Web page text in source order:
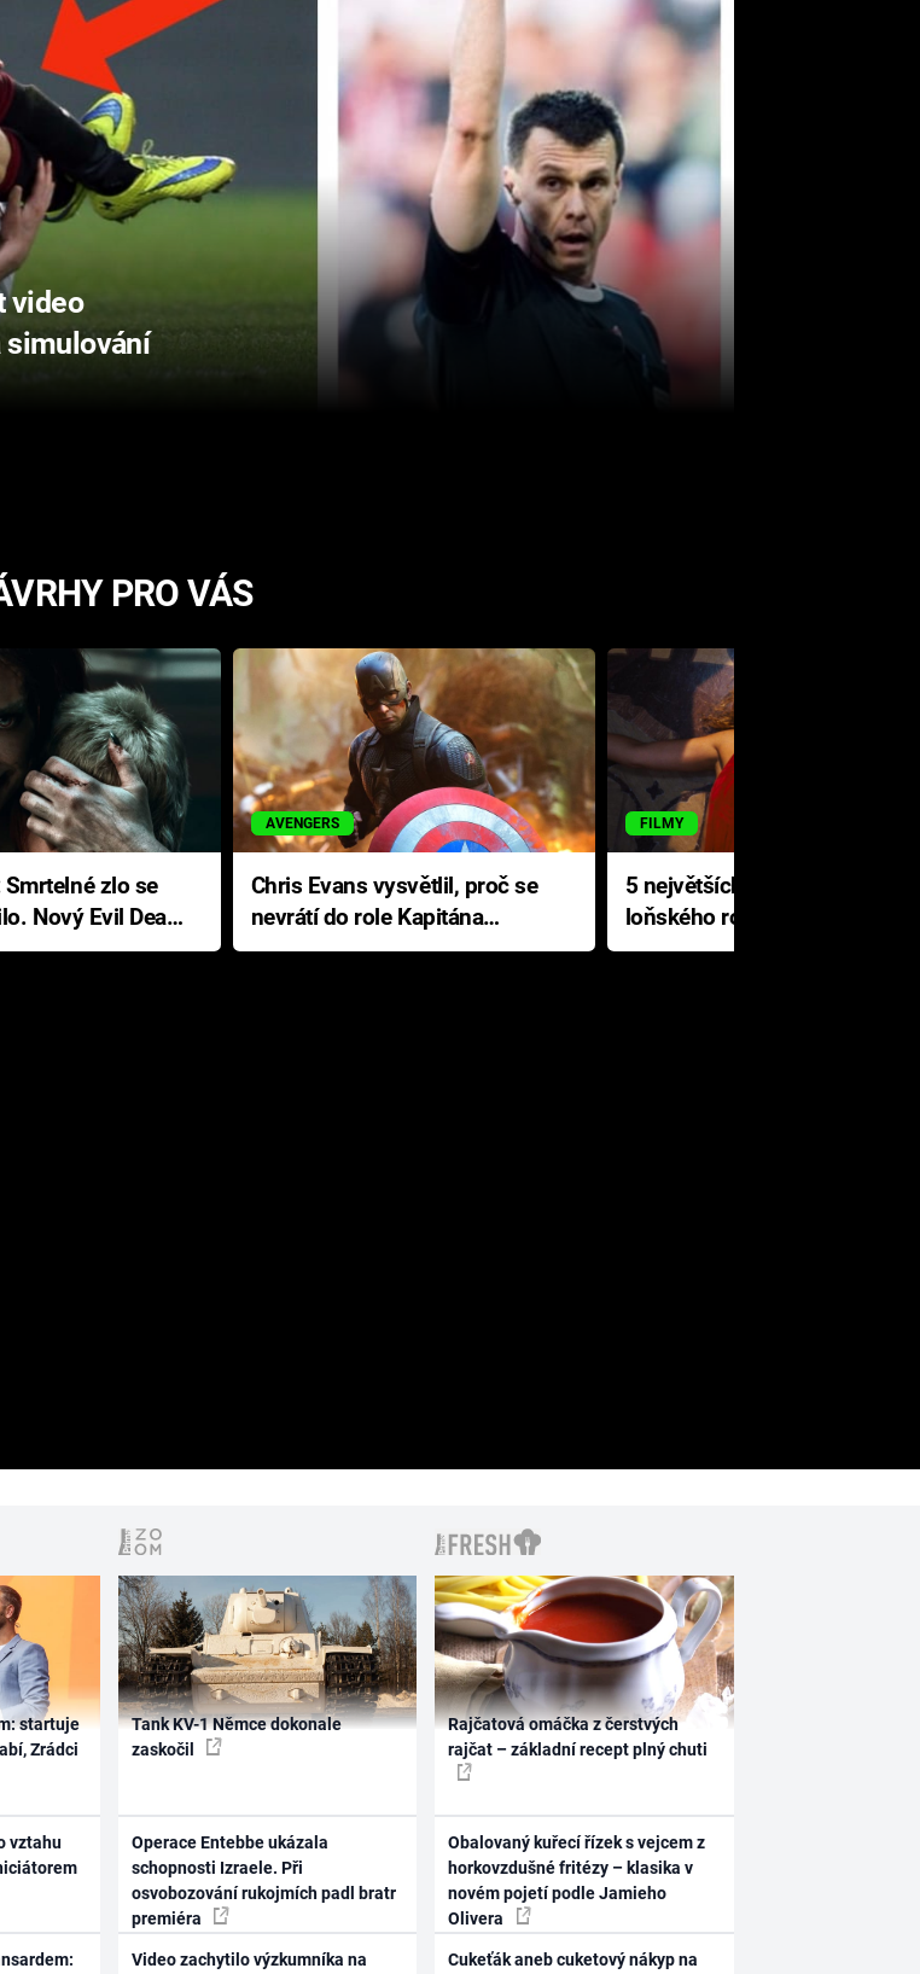
video
simulování
PRO VÁS
Nový Evil Dead
AVENGERS
Chris Evans vysvětlil, proč se
nevrátí do role Kapitána
Ameriky
FILMY
5 největších propadáků
loňského roku: Disney na
jediné katastrofě prodělal 200
startuje
Zrádci
vztahu
Tank KV-1 Němce dokonale
zaskočil
Operace Entebbe ukázala
schopnosti Izraele. Při
osvobozování rukojmích padl bratr
premiéra
Video zachytilo výzkumníka na
Rajčatová omáčka z čerstvých
rajčat – základní recept plný chuti
Obalovaný kuřecí řízek s vejcem z
horkovzdušné fritézy – klasika v
novém pojetí podle Jamieho
Olivera
Cukeťák aneb cuketový nákyp na